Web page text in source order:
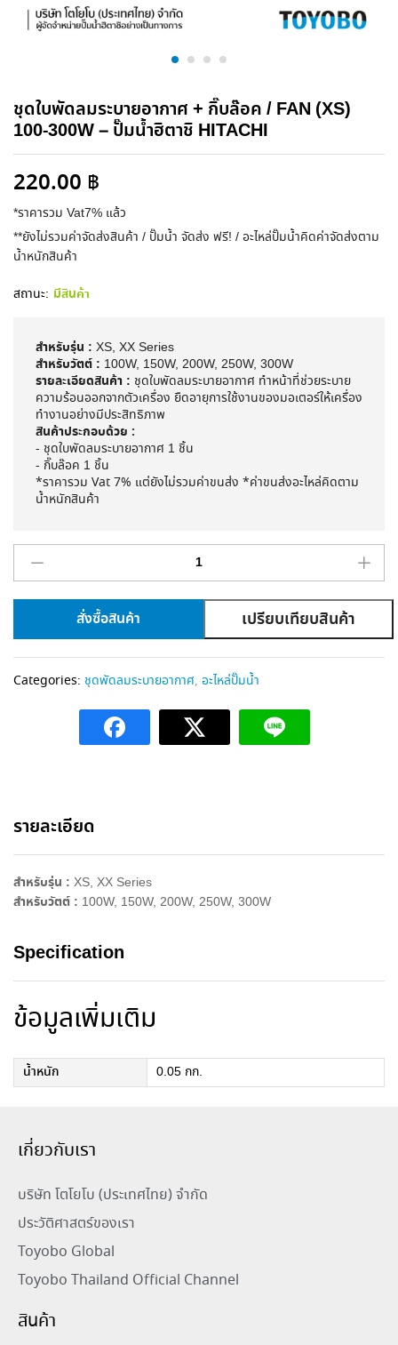
ชุดใบพัดลมระบายอากาศ + กิ๊บล๊อค / FAN (XS)
100-300W – ปั๊มน้ำฮิตาชิ HITACHI
220.00 ฿
*ราคารวม Vat7% แล้ว
**ยังไม่รวมค่าจัดส่งสินค้า / ปั๊มน้ำ จัดส่ง ฟรี! / อะไหล่ปั๊มน้ำคิดค่าจัดส่งตาม
น้ำหนักสินค้า
สถานะ: มีสินค้า
สำหรับรุ่น : XS, XX Series
สำหรับวัตต์ : 100W, 150W, 200W, 250W, 300W
รายละเอียดสินค้า : ชุดใบพัดลมระบายอากาศ ทำหน้าที่ช่วยระบาย
ความร้อนออกจากตัวเครื่อง ยืดอายุการใช้งานของมอเตอร์ให้เครื่อง
ทำงานอย่างมีประสิทธิภาพ
สินค้าประกอบด้วย :
- ชุดใบพัดลมระบายอากาศ 1 ชิ้น
- กิ๊บล๊อค 1 ชิ้น
*ราคารวม Vat 7% แต่ยังไม่รวมค่าขนส่ง *ค่าขนส่งอะไหล่คิดตาม
น้ำหนักสินค้า
สั่งซื้อสินค้า เปรียบเทียบสินค้า
t
v
Categories: ชุดพัดลมระบายอากาศ, อะไหล่ปั๊มน้ำ
รายละเอียด
สำหรับรุ่น : XS, XX Series
สำหรับวัตต์ : 100W, 150W, 200W, 250W, 300W
Specification
ข้อมูลเพิ่มเติม
น้ำหนัก 0.05 กก.
เกี่ยวกับเรา
บริษัท โตโยโบ (ประเทศไทย) จำกัด
ประวัติศาสตร์ของเรา
Toyobo Global
Toyobo Thailand Official Channel
สินค้า